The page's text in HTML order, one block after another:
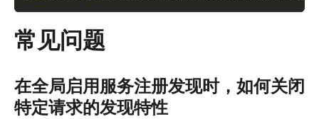
常见问题
在全局启用服务注册发现时，如何关闭
特定请求的发现特性